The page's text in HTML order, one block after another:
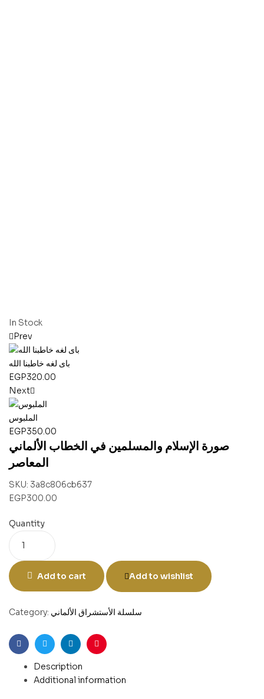
In Stock
Prev
باى لغه خاطبنا الله
EGP320.00
Next
الملبوس
EGP350.00
صورة الإسلام والمسلمين في الخطاب الألماني
المعاصر
SKU: 3a8c806cb637
EGP300.00
Quantity
Add to cart Add to wishlist
Category: سلسلة الأستشراق الألماني
FacebookTwitterLinkedinPinterest
Description
Additional information